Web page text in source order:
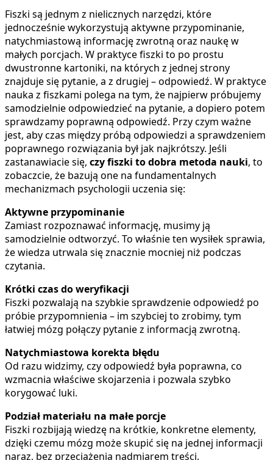
Fiszki są jednym z nielicznych narzędzi, które
jednocześnie wykorzystują aktywne przypominanie,
natychmiastową informację zwrotną oraz naukę w
małych porcjach. W praktyce fiszki to po prostu
dwustronne kartoniki, na których z jednej strony
znajduje się pytanie, a z drugiej – odpowiedź. W praktyce
nauka z fiszkami polega na tym, że najpierw próbujemy
samodzielnie odpowiedzieć na pytanie, a dopiero potem
sprawdzamy poprawną odpowiedź. Przy czym ważne
jest, aby czas między próbą odpowiedzi a sprawdzeniem
poprawnego rozwiązania był jak najkrótszy. Jeśli
zastanawiacie się, czy fiszki to dobra metoda nauki, to
zobaczcie, że bazują one na fundamentalnych
mechanizmach psychologii uczenia się:
Aktywne przypominanie
Zamiast rozpoznawać informację, musimy ją
samodzielnie odtworzyć. To właśnie ten wysiłek sprawia,
że wiedza utrwala się znacznie mocniej niż podczas
czytania.
Krótki czas do weryfikacji
Fiszki pozwalają na szybkie sprawdzenie odpowiedź po
próbie przypomnienia – im szybciej to zrobimy, tym
łatwiej mózg połączy pytanie z informacją zwrotną.
Natychmiastowa korekta błędu
Od razu widzimy, czy odpowiedź była poprawna, co
wzmacnia właściwe skojarzenia i pozwala szybko
korygować luki.
Podział materiału na małe porcje
Fiszki rozbijają wiedzę na krótkie, konkretne elementy,
dzięki czemu mózg może skupić się na jednej informacji
naraz, bez przeciążenia nadmiarem treści.